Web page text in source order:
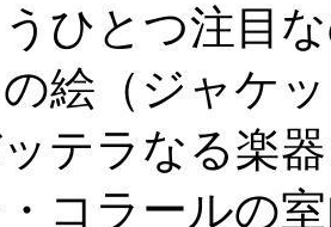
ひとつ注目
絵（ジャケ
テラなる楽
コラールの